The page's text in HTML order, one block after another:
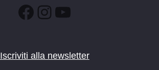
Facebook
Instagram
YouTube
Iscriviti alla newsletter